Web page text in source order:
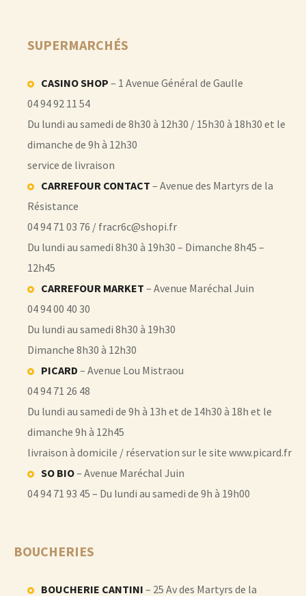
SUPERMARCHÉS
CASINO SHOP – 1 Avenue Général de Gaulle
04 94 92 11 54
Du lundi au samedi de 8h30 à 12h30 / 15h30 à 18h30 et le
dimanche de 9h à 12h30
service de livraison
CARREFOUR CONTACT – Avenue des Martyrs de la
Résistance
04 94 71 03 76 / fracr6c@shopi.fr
Du lundi au samedi 8h30 à 19h30 – Dimanche 8h45 –
12h45
CARREFOUR MARKET – Avenue Maréchal Juin
04 94 00 40 30
Du lundi au samedi 8h30 à 19h30
Dimanche 8h30 à 12h30
PICARD – Avenue Lou Mistraou
04 94 71 26 48
Du lundi au samedi de 9h à 13h et de 14h30 à 18h et le
dimanche 9h à 12h45
livraison à domicile / réservation sur le site www.picard.fr
SO BIO– Avenue Maréchal Juin
04 94 71 93 45 – Du lundi au samedi de 9h à 19h00
BOUCHERIES
BOUCHERIE CANTINI – 25 Av des Martyrs de la